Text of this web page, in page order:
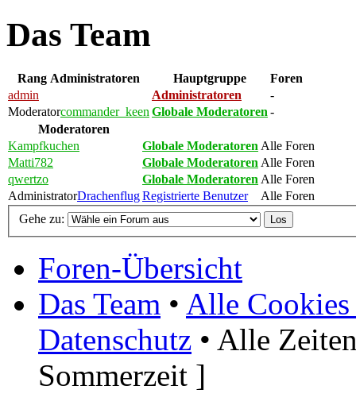
Das Team
Rang Administratoren Hauptgruppe
Foren
admin
Administratoren
-
Moderatorcommander_keen Globale Moderatoren -
Moderatoren
Kampfkuchen
Globale Moderatoren Alle Foren
Matti782
Globale Moderatoren Alle Foren
qwertzo
Globale Moderatoren Alle Foren
AdministratorDrachenflugRegistrierte Benutzer
Alle Foren
Gehe zu:
Foren-Übersicht
Das Team • Alle Cookies
Datenschutz • Alle
Sommerzeit ]